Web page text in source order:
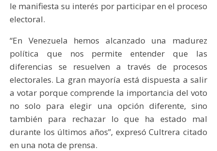
le manifiesta su interés por participar en el proceso
electoral.
“En Venezuela hemos alcanzado una madurez
política que nos permite entender que las
diferencias se resuelven a través de procesos
electorales. La gran mayoría está dispuesta a salir
a votar porque comprende la importancia del voto
no solo para elegir una opción diferente, sino
también para rechazar lo que ha estado mal
durante los últimos años”, expresó Cultrera citado
en una nota de prensa.